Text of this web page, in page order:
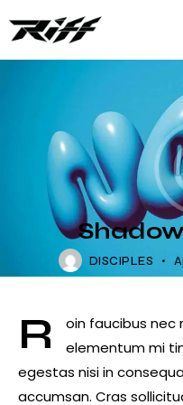
DISCIPLES
R
oin faucibus nec
elementum mi
egestas nisi in
accumsan. Cras